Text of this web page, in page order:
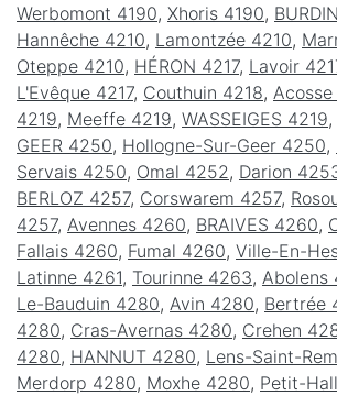
Werbomont 4190, Xhoris 4190,
Hannêche 4210, Lamontzée 4210,
Oteppe 4210, HÉRON 4217, Lavoir
L'Evêque 4217, Couthuin 4218,
4219, Meeffe 4219, WASSEIGES 4219,
GEER 4250, Hollogne-Sur-Geer 4250,
Servais 4250, Omal 4252 , Darion
BERLOZ 4257, Corswarem 4257,
4257, Avennes 4260, BRAIVES 4260,
Fallais 4260, Fumal 4260, Ville-En-
Latinne 4261, Tourinne 4263, Abolens
Le-Bauduin 4280, Avin 4280, Bertrée
4280, Cras-Avernas 4280, Crehen
4280, HANNUT 4280, Lens-Saint-
Merdorp 4280, Moxhe 4280, Petit-